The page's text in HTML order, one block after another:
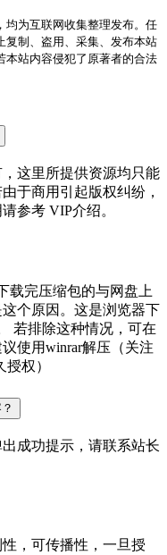
均为互联网收集整理发布。任
复制、盗用、采集、发布本站
本站内容侵犯了原著者的合法
这里所提供资源均只能
于商用引起版权纠纷，
参考 VIP介绍。
载完压缩包的与网盘上
个原因。这是浏览器下
若排除这种情况，可在
使用winrar解压（关注
权）
成功提示，请联系站长
，可传播性，一旦授